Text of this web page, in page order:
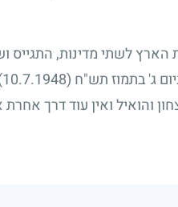
לשתי מדינות, התגייס
ג' בתמוז תש"ח (10.7.1948)
והואיל ואין עוד דרך